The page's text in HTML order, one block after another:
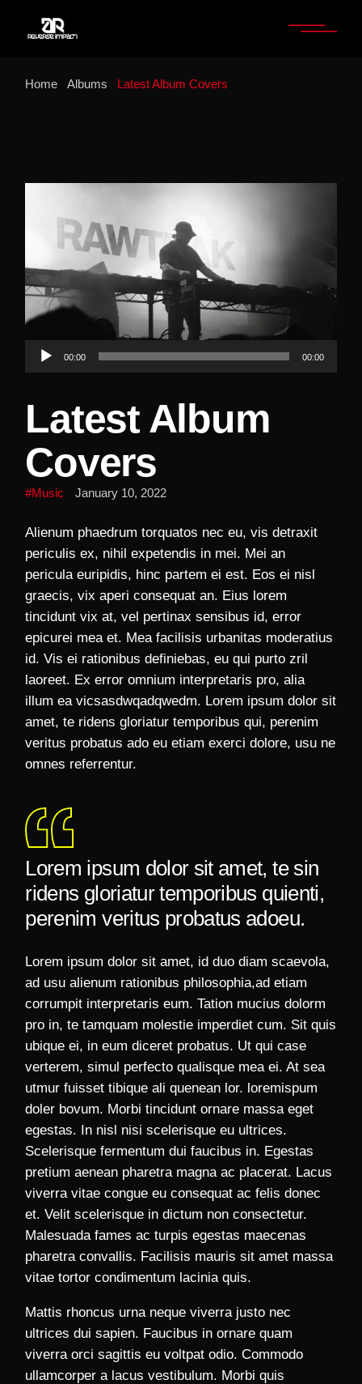
Home Albums Latest Album Covers
Audio
Player
00:00 00:00
Latest Album
Covers
Music January 10, 2022
Alienum phaedrum torquatos nec eu, vis detraxit
periculis ex, nihil expetendis in mei. Mei an
pericula euripidis, hinc partem ei est. Eos ei nisl
graecis, vix aperi consequat an. Eius lorem
tincidunt vix at, vel pertinax sensibus id, error
epicurei mea et. Mea facilisis urbanitas moderatius
id. Vis ei rationibus definiebas, eu qui purto zril
laoreet. Ex error omnium interpretaris pro, alia
illum ea vicsasdwqadqwedm. Lorem ipsum dolor sit
amet, te ridens gloriatur temporibus qui, perenim
veritus probatus ado eu etiam exerci dolore, usu ne
omnes referrentur.
Lorem ipsum dolor sit amet, te sin
ridens gloriatur temporibus quienti,
perenim veritus probatus adoeu.
Lorem ipsum dolor sit amet, id duo diam scaevola,
ad usu alienum rationibus philosophia,ad etiam
corrumpit interpretaris eum. Tation mucius dolorm
pro in, te tamquam molestie imperdiet cum. Sit quis
ubique ei, in eum diceret probatus. Ut qui case
verterem, simul perfecto qualisque mea ei. At sea
utmur fuisset tibique ali quenean lor. loremispum
doler bovum. Morbi tincidunt ornare massa eget
egestas. In nisl nisi scelerisque eu ultrices.
Scelerisque fermentum dui faucibus in. Egestas
pretium aenean pharetra magna ac placerat. Lacus
viverra vitae congue eu consequat ac felis donec
et. Velit scelerisque in dictum non consectetur.
Malesuada fames ac turpis egestas maecenas
pharetra convallis. Facilisis mauris sit amet massa
vitae tortor condimentum lacinia quis.
Mattis rhoncus urna neque viverra justo nec
ultrices dui sapien. Faucibus in ornare quam
viverra orci sagittis eu voltpat odio. Commodo
ullamcorper a lacus vestibulum. Morbi quis